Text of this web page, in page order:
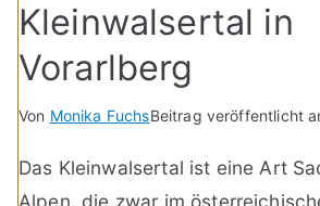
Kleinwalsertal in
Vorarlberg
Von Monika FuchsBeitrag veröffentlicht
Das Kleinwalsertal ist eine Art